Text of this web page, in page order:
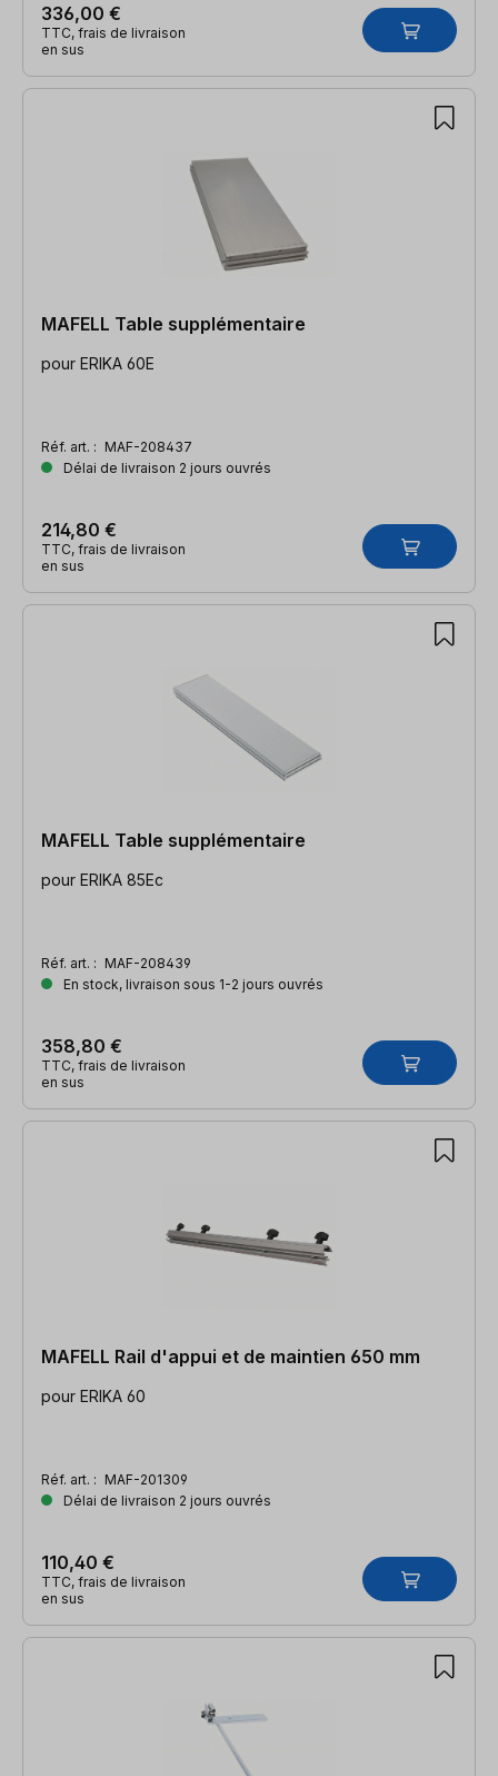
336,00 €
TTC, frais de livraison
en sus
MAFELL Table supplémentaire
pour ERIKA 60E
Réf. art. : MAF-208437
Délai de livraison 2 jours ouvrés
214,80 €
TTC, frais de livraison
en sus
MAFELL Table supplémentaire
pour ERIKA 85Ec
Réf. art. : MAF-208439
En stock, livraison sous 1-2 jours ouvrés
358,80 €
TTC, frais de livraison
en sus
MAFELL Rail d'appui et de maintien 650 mm
pour ERIKA 60
Réf. art. : MAF-201309
Délai de livraison 2 jours ouvrés
110,40 €
TTC, frais de livraison
en sus